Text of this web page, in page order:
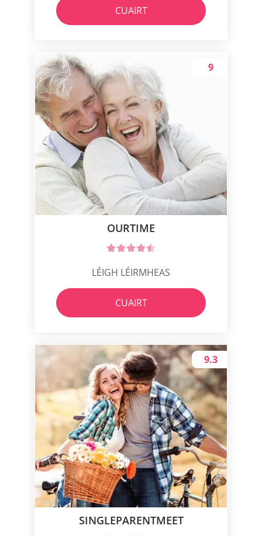
CUAIRT
OURTIME
9
LÉIGH LÉIRMHEAS
CUAIRT
SINGLEPARENTMEET
9.3